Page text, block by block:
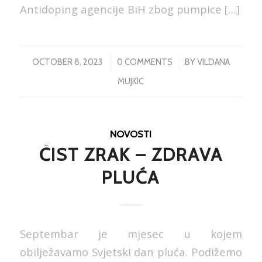
Antidoping agencije BiH zbog pumpice […]
OCTOBER 8, 2023
/ 0 COMMENTS
/ BYVILDANA
MUJKIC
NOVOSTI
ČIST ZRAK – ZDRAVA
PLUĆA
Septembar je mjesec u kojem
obilježavamo Svjetski dan pluća. Podižemo